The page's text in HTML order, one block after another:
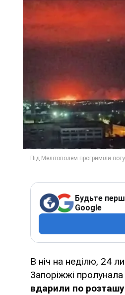
Будьте
Google
В ніч на неділю, 24
Запоріжжі пролунала
вдарили по